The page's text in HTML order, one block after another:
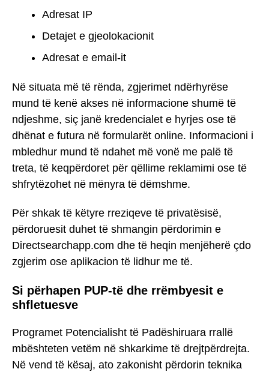
Adresat IP
Detajet e gjeolokacionit
Adresat e email-it
Në situata më të rënda, zgjerimet ndërhyrëse
mund të kenë akses në informacione shumë të
ndjeshme, siç janë kredencialet e hyrjes ose të
dhënat e futura në formularët online. Informacioni i
mbledhur mund të ndahet më vonë me palë të
treta, të keqpërdoret për qëllime reklamimi ose të
shfrytëzohet në mënyra të dëmshme.
Për shkak të këtyre rreziqeve të privatësisë,
përdoruesit duhet të shmangin përdorimin e
Directsearchapp.com dhe të heqin menjëherë çdo
zgjerim ose aplikacion të lidhur me të.
Si përhapen PUP-të dhe rrëmbyesit e
shfletuesve
Programet Potencialisht të Padëshiruara rrallë
mbështeten vetëm në shkarkime të drejtpërdrejta.
Në vend të kësaj, ato zakonisht përdorin teknika